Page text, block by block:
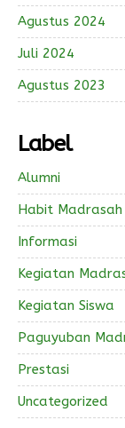
Agustus 2024
Juli 2024
Agustus 2023
Label
Alumni
Habit Madrasah
Informasi
Kegiatan
Kegiatan Siswa
Paguyuban
Prestasi
Uncategorized